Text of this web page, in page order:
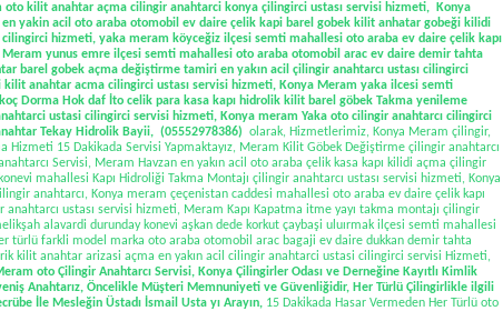
kilit anahtar açma cilingir anahtarci konya çilingirci ustası servisi hizmeti, Konya
yakin acil oto araba otomobil ev daire çelik kapi barel gobek kilit anhatar gobeği kilidi
hizmeti, yaka meram köyceğiz ilçesi semti mahallesi oto araba ev daire çelik kapı
yunus emre ilçesi semti mahallesi oto araba otomobil arac ev daire demir tahta
barel gobek açma değiştirme tamiri en yakın acil çilingir anahtarcı ustası cilingirci
anahtar acma cilingirci ustası servisi hizmeti, Konya Meram yaka ilcesi semti
Dorma Hok daf İto celik para kasa kapı hidrolik kilit barel göbek Takma yenileme
ustasi cilingirci servisi hizmeti, Konya meram Yaka oto cilingir anahtarcı cilingirci
Tekay Hidrolik Bayii, (05552978386) olarak, Hizmetlerimiz, Konya Meram çilingir,
Hizmeti 15 Dakikada Servisi Yapmaktayız, Meram Kilit Göbek Değiştirme çilingir anahtarcı
Servisi, Meram Havzan en yakın acil oto araba çelik kasa kapı kilidi açma çilingir
mahallesi Kapı Hidroliği Takma Montajı çilingir anahtarcı ustası servisi hizmeti, Konya
anahtarcı, Konya meram çeçenistan caddesi mahallesi oto araba ev daire çelik kapı
ustası servisi hizmeti, Meram Kapı Kapatma itme yayı takma montajı çilingir
alavardi durunday konevi aşkan dede korkut çaybaşi uluırmak ilçesi semti mahallesi
türlü farkli model marka oto araba otomobil arac bagaji ev daire dukkan demir tahta
kilit anahtar arizasi açma en yakın acil cilingir anahtarci ustasi cilingirci servisi Hizmeti,
oto Çilingir Anahtarcı Servisi, Konya Çilingirler Odası ve Derneğine Kayıtlı Kimlik
Anahtarız, Öncelikle Müşteri Memnuniyeti ve Güvenliğidir, Her Türlü Çilingirlikle ilgili
İle Mesleğin Üstadı İsmail Usta yı Arayın, 15 Dakikada Hasar Vermeden Her Türlü oto